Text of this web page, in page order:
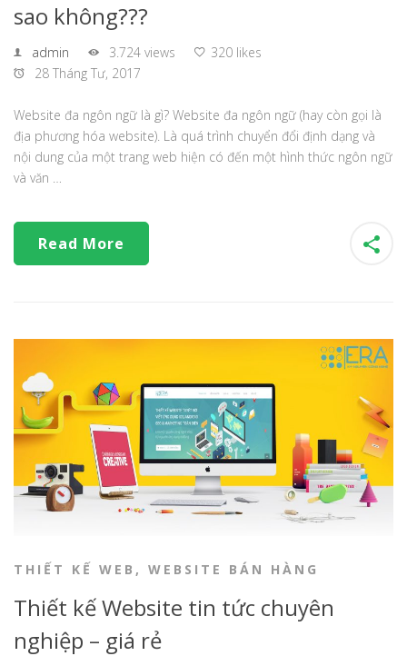
sao không???
admin 3.724 views
320 likes
28 Tháng Tư, 2017
Website đa ngôn ngữ là gì? Website đa ngôn ngữ (hay còn gọi là
địa phương hóa website). Là quá trình chuyển đổi định dạng và
nội dung của một trang web hiện có đến một hình thức ngôn ngữ
và văn …
Read More
THIẾT KẾ WEB , WEBSITE BÁN HÀNG
Thiết kế Website tin tức chuyên
nghiệp – giá rẻ